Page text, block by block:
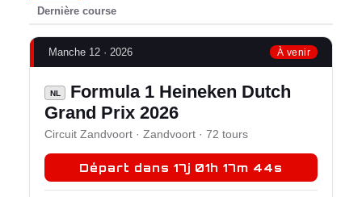
Dernière course
Manche 12 · 2026 À venir
NL
Formula 1 Heineken Dutch
Grand Prix 2026
Circuit Zandvoort · Zandvoort · 72 tours
Départ dans 17j 01h 17m 43s